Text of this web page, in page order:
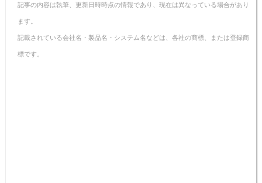
記事の内容は執筆、更新日時時点の情報であり、現在は異なっている場合があり
ます。
記載されている会社名・製品名・システム名などは、各社の商標、または登録商
標です。